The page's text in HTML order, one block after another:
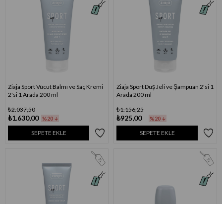
Ziaja Sport Vücut Balmı ve Saç Kremi
2'si 1 Arada 200 ml
₺1.630,00
₺2.037,50
%20
SEPETE EKLE
Ziaja Sport Duş Jeli ve Şampuan 2'si 1
Arada 200 ml
₺925,00
₺1.156,25
%20
SEPETE EKLE